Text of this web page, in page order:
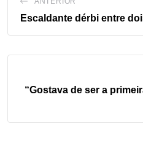
Escaldante dérbi entre
“Gostava de ser a